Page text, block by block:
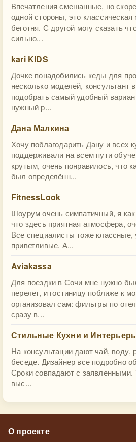
Впечатления смешанные, но
одной стороны, это
беготня. С другой могу сказать
сильно...
kari KIDS
Дочке понадобились кеды для
несколько моделей, консультант
подобрать самый удобный
нужный р...
Дана Малкина
Хочу поблагодарить Дану и всех
поддерживали на всем пути
крутым, очень понравилось, что
был определённ...
FitnessLook
Шоурум очень симпатичный, я
что здесь приятная атмосфера,
Все специалисты тоже
приветливые. А...
Aviakassa
Для поездки в Сочи мне нужно
перелет, и гостиницу поближе к
организовал сам: фильтры по
сразу в...
Стильные Кухни и
На консультации дают чай, воду,
беседе. Дизайнер все подробно
Сроки совпадают с заявленными.
выс...
О проекте